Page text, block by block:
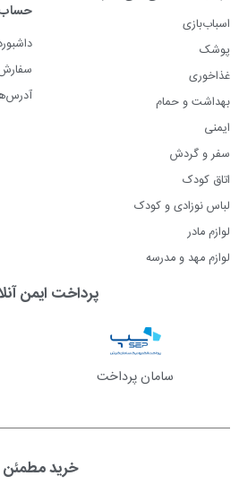
اسباب‌بازی
پوشک
غذاخوری
بهداشت و حمام
ایمنی
سفر و گردش
اتاق کودک
لباس نوزادی و کودک
لوازم مادر
لوازم مهد و مدرسه
حساب
پرداخت ایمن
سامان پرداخت
خرید مطمئن